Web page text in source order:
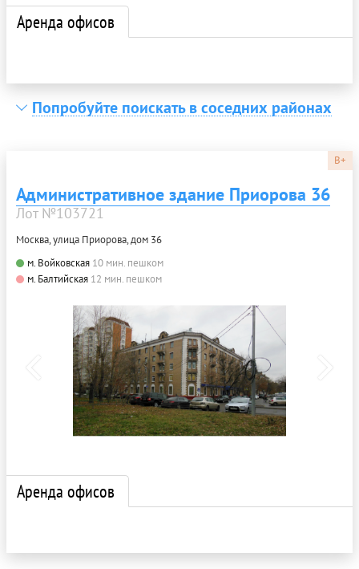
Аренда офисов
Попробуйте поискать в соседних районах
B+
Административное здание Приорова 36
Лот №103721
Москва, улица Приорова, дом 36
м. Войковская 10 мин. пешком
м. Балтийская 12 мин. пешком
Аренда офисов